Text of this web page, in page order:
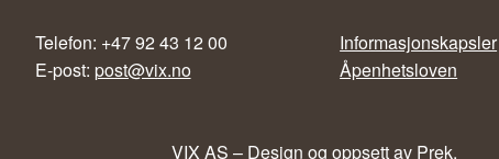
Telefon: +47 92 43 12 00
E-post: post@vix.no
Informasjonskapsler
Åpenhetsloven
VIX AS – Design og oppsett av Prek.